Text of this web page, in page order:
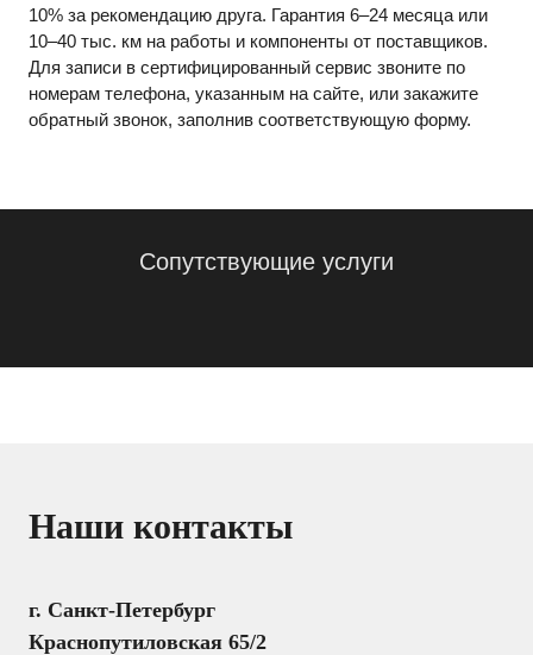
10% за рекомендацию друга. Гарантия 6–24 месяца или
10–40 тыс. км на работы и компоненты от поставщиков.
Для записи в сертифицированный сервис звоните по
номерам телефона, указанным на сайте, или закажите
обратный звонок, заполнив соответствующую форму.
Сопутствующие услуги
Наши контакты
г. Санкт-Петербург
Краснопутиловская 65/2